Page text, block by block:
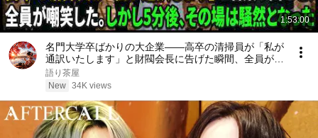
1:53:00
名門大学卒ばかりの大企業――高卒の清掃員が「私が
通訳いたします」と財閥会長に告げた瞬間、全員が嘲
笑した。しかし5分後、その場は静まり返った。#動
エピソード#老後の物語 #家族の物語
語り茶屋
New 34K views